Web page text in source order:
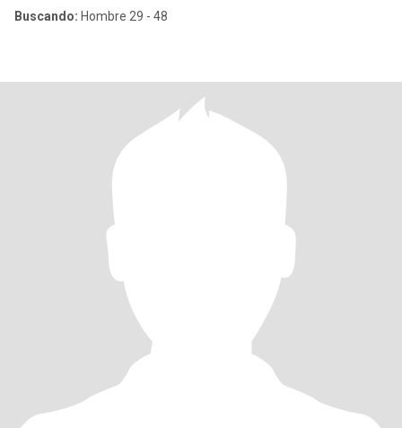
Buscando: Hombre 29 - 48